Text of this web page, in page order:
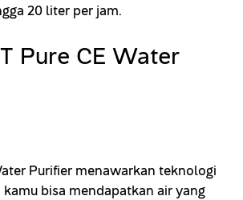
20 liter per jam.
CE Water
Purifier menawarkan teknologi
bisa mendapatkan air yang